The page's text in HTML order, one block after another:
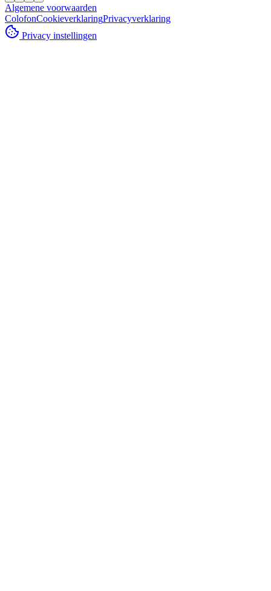
Algemene voorwaarden
ColofonCookieverklaringPrivacyverklaring
Privacy instellingen